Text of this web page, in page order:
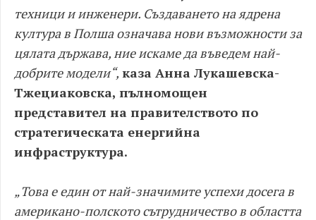
техници и инженери. Създаването на ядрена
култура в Полша означава нови възможности за
цялата държава, ние искаме да въведем най-
добрите модели“, каза Анна Лукашевска-
Тжециаковска, пълномощен
представител на правителството по
стратегическата енергийна
инфраструктура.
„Това е един от най-значимите успехи досега в
американо-полското сътрудничество в областта